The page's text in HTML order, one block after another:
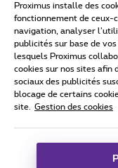
Conditions
Tous droits réservés. ©
Conditions générales,
Coordonnées de
Proximus installe des
fonctionnement de ceux-
navigation, analyser
publicités sur base de
lesquels Proximus
cookies sur nos sites afin
sociaux des publicités
blocage de certains
site.
Gestion des cookies